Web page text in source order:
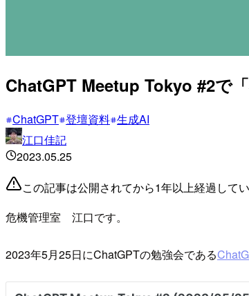
ChatGPT Meetup Tokyo #2で
ChatGPT 登壇資料 生成AI
江口佳記
2023.05.25
この記事は公開されてから1年以上経過して
危機管理室 江口です。
2023年5月25日にChatGPTの勉強会である